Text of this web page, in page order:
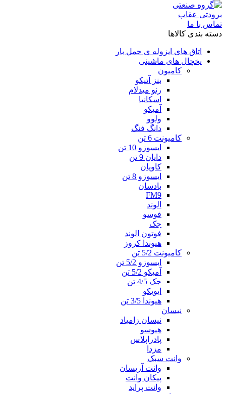
تماس با ما
دسته بندی کالاها
اتاق های ایزوله ی حمل بار
یخچال های ماشینی
کامیون
بنز آتیکو
رنو میدلام
اسکانیا
آمیکو
ولوو
دانگ فنگ
کامیونت 6 تن
ایسوزو 10 تن
دایان 9 تن
کاویان
ایسوزو 8 تن
بادسان
FM9
الوند
فوسو
جک
فوتون الوند
هیوندا کروز
کامیونت 5/2 تن
ایسوزو 5/2 تن
آمیکو 5/2 تن
جک 4/5 تن
ایویکو
هیوندا 3/5 تن
نیسان
نیسان زامیاد
هیوسو
پادراپلاس
مزدا
وانت سبک
وانت آریسان
پیکان وانت
وانت پراید